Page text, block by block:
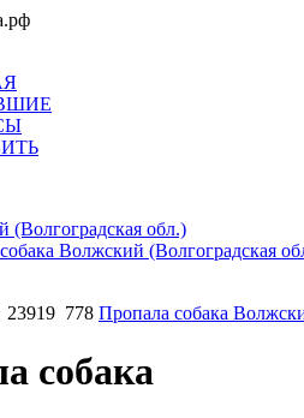
(Волгоградская обл.)
Волжский (Волгоградская
23919 778 Пропала собака
собака